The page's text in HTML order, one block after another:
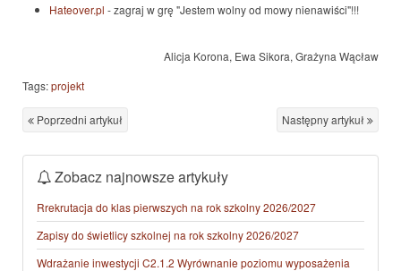
Hateover.pl - zagraj w grę "Jestem wolny od mowy nienawiści"!!!
Alicja Korona, Ewa Sikora, Grażyna Wącław
Tags:projekt
Poprzedni artykuł Następny artykuł
Zobacz najnowsze artykuły
Rrekrutacja do klas pierwszych na rok szkolny 2026/2027
Zapisy do świetlicy szkolnej na rok szkolny 2026/2027
Wdrażanie inwestycji C2.1.2 Wyrównanie poziomu wyposażenia